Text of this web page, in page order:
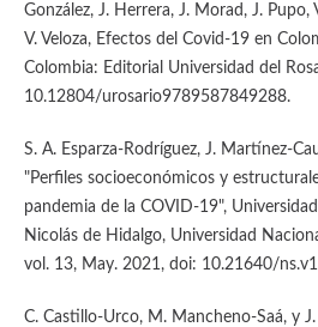
González, J. Herrera, J. Morad, J. Pupo,
V. Veloza, Efectos del Covid-19 en
Colombia: Editorial Universidad del
10.12804/urosario9789587849288.
S. A. Esparza-Rodríguez, J. Martínez-
"Perfiles socioeconómicos y
pandemia de la COVID-19",
Nicolás de Hidalgo, Universidad
vol. 13, May. 2021, doi: 10.21640/
C. Castillo-Urco, M. Mancheno-Saá, y